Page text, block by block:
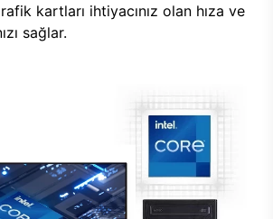
kartları ihtiyacınız olan hıza ve
sağlar.